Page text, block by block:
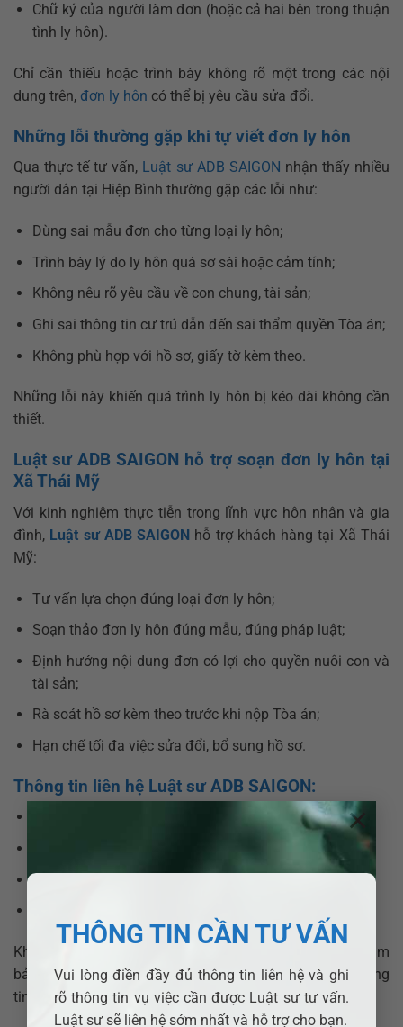
THÔNG TIN CẦN TƯ VẤN
Vui lòng điền đầy đủ thông tin liên hệ và ghi
rõ thông tin vụ việc cần được Luật sư tư vấn.
Luật sư sẽ liên hệ sớm nhất và hỗ trợ cho bạn.
×
Chữ ký của người làm đơn (hoặc cả hai bên trong thuận
tình ly hôn).
Chỉ cần thiếu hoặc trình bày không rõ một trong các nội
dung trên, đơn ly hôn có thể bị yêu cầu sửa đổi.
Những lỗi thường gặp khi tự viết đơn ly hôn
Qua thực tế tư vấn, Luật sư ADB SAIGON nhận thấy nhiều
người dân tại Hiệp Bình thường gặp các lỗi như:
Dùng sai mẫu đơn cho từng loại ly hôn;
Trình bày lý do ly hôn quá sơ sài hoặc cảm tính;
Không nêu rõ yêu cầu về con chung, tài sản;
Ghi sai thông tin cư trú dẫn đến sai thẩm quyền Tòa án;
Không phù hợp với hồ sơ, giấy tờ kèm theo.
Những lỗi này khiến quá trình ly hôn bị kéo dài không cần
thiết.
Luật sư ADB SAIGON hỗ trợ soạn đơn ly hôn tại
Xã Thái Mỹ
Với kinh nghiệm thực tiễn trong lĩnh vực hôn nhân và gia
đình, Luật sư ADB SAIGON hỗ trợ khách hàng tại Xã Thái
Mỹ:
Tư vấn lựa chọn đúng loại đơn ly hôn;
Soạn thảo đơn ly hôn đúng mẫu, đúng pháp luật;
Định hướng nội dung đơn có lợi cho quyền nuôi con và
tài sản;
Rà soát hồ sơ kèm theo trước khi nộp Tòa án;
Hạn chế tối đa việc sửa đổi, bổ sung hồ sơ.
Thông tin liên hệ Luật sư ADB SAIGON:
0907 520 537
Fanpage:
Khách hàng được tư vấn cụ thể theo từng hoàn cảnh, đảm
bảo hồ sơ ly hôn rõ ràng, đúng quy định và bảo mật thông
tin.